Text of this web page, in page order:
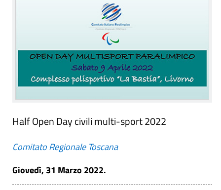
Half Open Day civili multi-sport 2022
Comitato Regionale Toscana
Giovedì, 31 Marzo 2022.